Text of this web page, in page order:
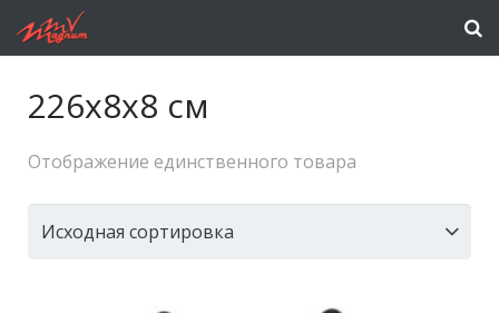
226x8x8 см
Отображение единственного товара